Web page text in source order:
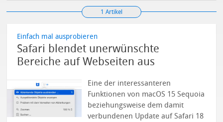
1 Artikel
Einfach mal ausprobieren
Safari blendet unerwünschte
Bereiche auf Webseiten aus
Eine der interessanteren
Funktionen von macOS 15 Sequoia
beziehungsweise dem damit
verbundenen Update auf Safari 18